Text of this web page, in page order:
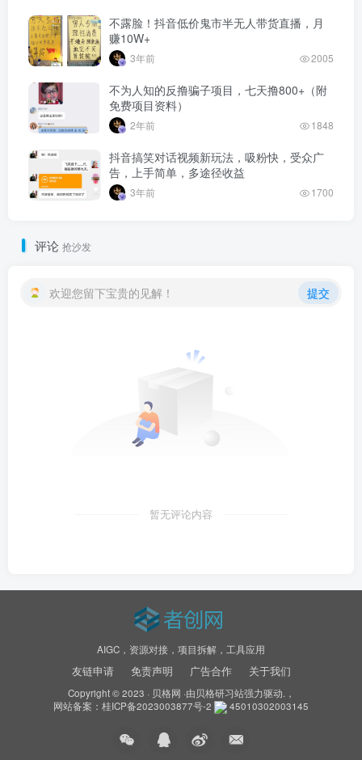
不露脸！抖音低价鬼市半无人带货直播，月
赚10W+
3年前 2005
不为人知的反撸骗子项目，七天撸800+（附
免费项目资料）
2年前 1848
抖音搞笑对话视频新玩法，吸粉快，受众广
告，上手简单，多途径收益
3年前 1700
评论 抢沙发
欢迎您留下宝贵的见解！ 提交
暂无评论内容
AIGC，资源对接，项目拆解，工具应用
友链申请 免责声明 广告合作 关于我们
Copyright © 2023 · 贝格网 ·由贝格研习站强力驱动.，
网站备案： 桂ICP备2023003877号-2 45010302003145